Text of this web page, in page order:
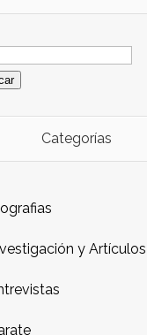
Categorías
y Artículos